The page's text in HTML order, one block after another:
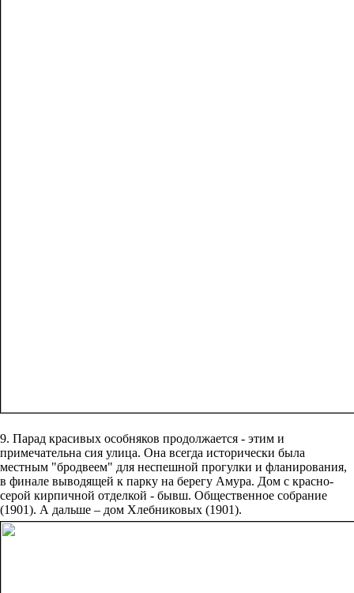
9. Парад красивых особняков продолжается - этим и
примечательна сия улица. Она всегда исторически была
местным "бродвеем" для неспешной прогулки и фланирования,
в финале выводящей к парку на берегу Амура. Дом с красно-
серой кирпичной отделкой - бывш. Общественное собрание
(1901). А дальше – дом Хлебниковых (1901).